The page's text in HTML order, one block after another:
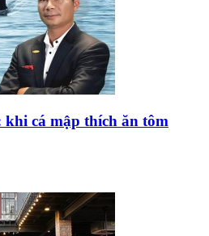
cá mập thích ăn tôm